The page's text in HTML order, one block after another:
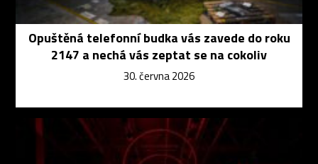
Opuštěná telefonní budka vás zavede do roku
2147 a nechá vás zeptat se na cokoliv
30. června 2026